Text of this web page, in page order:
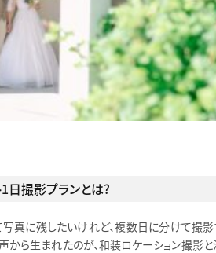
撮影プランとは？
真に残したいけれど、複数日に分けて撮
から生まれたのが、和装ロケーション撮影